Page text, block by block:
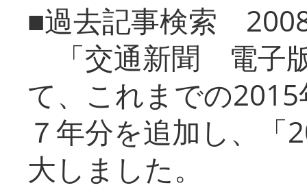
■過去記事検索
「交通新聞 電子
て、これまでの
７年分を追加し、「
大しまし